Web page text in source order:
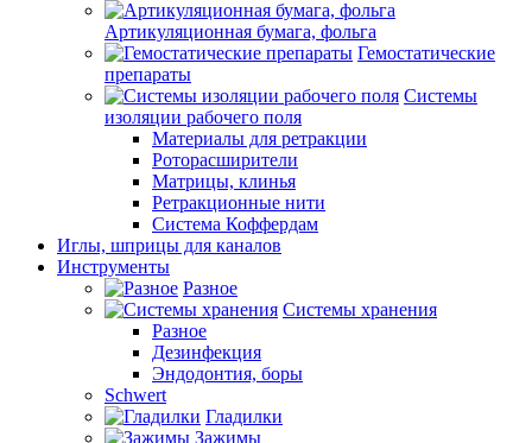
Артикуляционная бумага, фольга
Гемостатические
препараты
Системы
изоляции рабочего поля
Материалы для ретракции
Роторасширители
Матрицы, клинья
Ретракционные нити
Система Коффердам
Иглы, шприцы для каналов
Инструменты
Разное
Системы хранения
Разное
Дезинфекция
Эндодонтия, боры
Schwert
Гладилки
Зажимы